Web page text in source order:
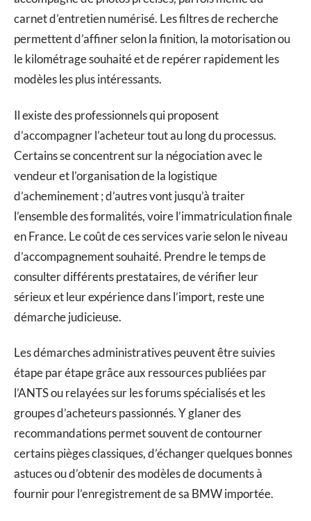
carnet d’entretien numérisé. Les filtres de recherche
permettent d’affiner selon la finition, la motorisation ou
le kilométrage souhaité et de repérer rapidement les
modèles les plus intéressants.
Il existe des professionnels qui proposent
d’accompagner l’acheteur tout au long du processus.
Certains se concentrent sur la négociation avec le
vendeur et l’organisation de la logistique
d’acheminement ; d’autres vont jusqu’à traiter
l’ensemble des formalités, voire l’immatriculation finale
en France. Le coût de ces services varie selon le niveau
d’accompagnement souhaité. Prendre le temps de
consulter différents prestataires, de vérifier leur
sérieux et leur expérience dans l’import, reste une
démarche judicieuse.
Les démarches administratives peuvent être suivies
étape par étape grâce aux ressources publiées par
l’ANTS ou relayées sur les forums spécialisés et les
groupes d’acheteurs passionnés. Y glaner des
recommandations permet souvent de contourner
certains pièges classiques, d’échanger quelques bonnes
astuces ou d’obtenir des modèles de documents à
fournir pour l’enregistrement de sa BMW importée.